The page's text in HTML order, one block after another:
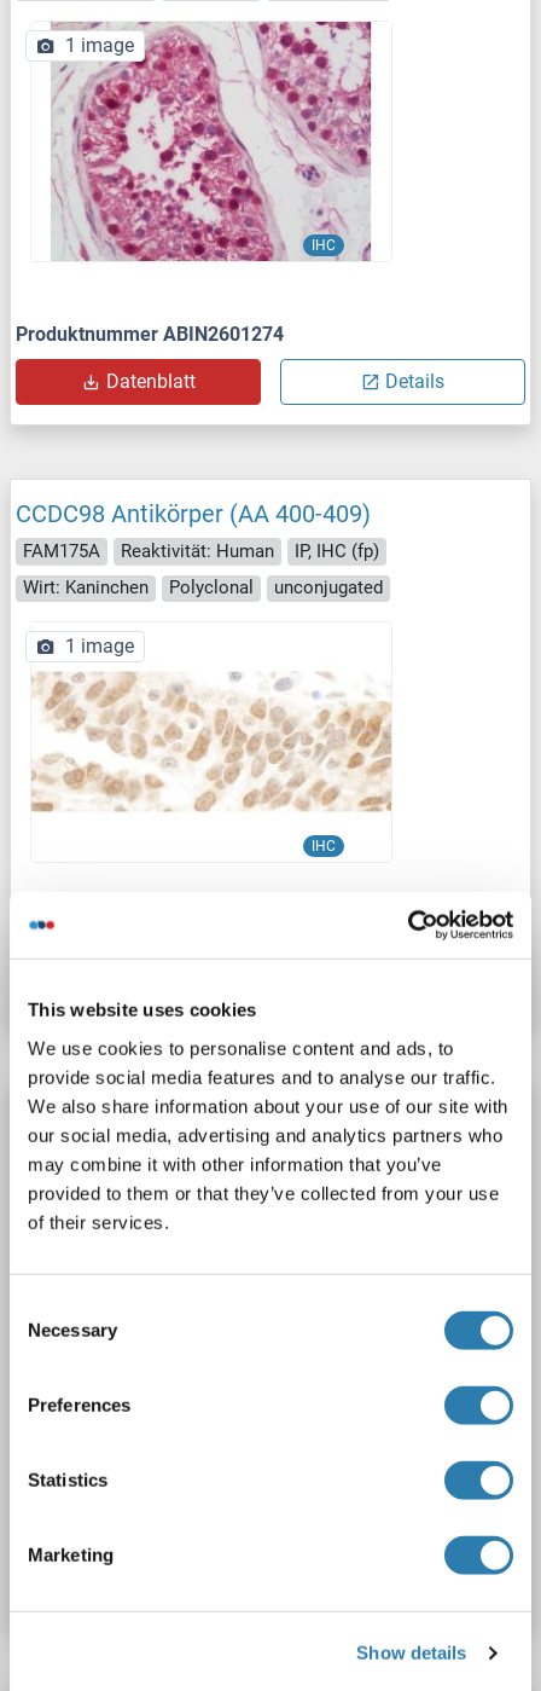
This website uses cookies
We use cookies to personalise content and ads, to
provide social media features and to analyse our traffic.
We also share information about your use of our site with
our social media, advertising and analytics partners who
may combine it with other information that you’ve
provided to them or that they’ve collected from your use
of their services.
Selection
Necessary
Preferences
Statistics
Marketing
Show details
IHC
1 image
Produktnummer ABIN2601274
Datenblatt Details
CCDC98 Antikörper (AA 400-409)
FAM175A Reaktivität: Human
IP, IHC (fp)
Wirt: Kaninchen
Polyclonal unconjugated
IHC
1 image
Produktnummer ABIN7454436
CCDC98 Antikörper (N-Term)
Reaktivität: Human, Maus
WB, IHC (p), EIA
Wirt: Kaninchen
Polyclonal unconjugated